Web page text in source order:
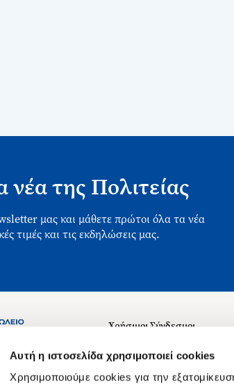
Αυτή η ιστοσελίδα χρησιμοποιεί cookies
Χρησιμοποιούμε cookies για την
της Πολιτείας
μας και μάθετε πρώτοι όλα τα νέα
τιμές και τις εκδηλώσεις μας.
79
Χρήσιμοι Σύνδεσμοι
Σχετικά με εμάς
Θέσεις Εργασίας